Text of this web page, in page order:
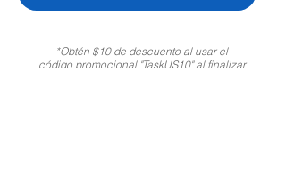
*Obtén $10 de descuento al usar el
código promocional "TaskUS10" al finalizar